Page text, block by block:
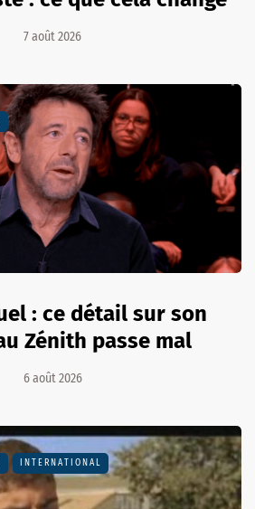
7 août 2026
: ce détail sur son
Zénith passe mal
6 août 2026
INTERNATIONAL